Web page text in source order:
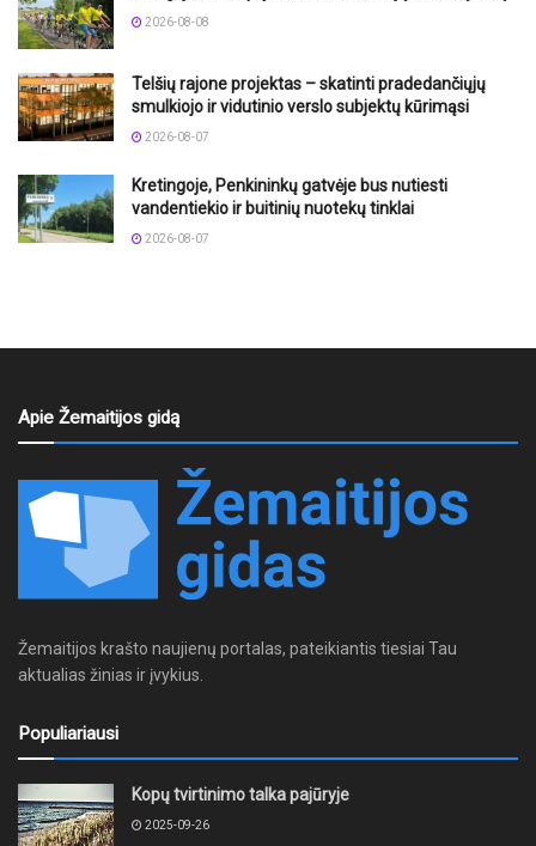
2026-08-08
Telšių rajone projektas – skatinti pradedančiųjų
smulkiojo ir vidutinio verslo subjektų kūrimąsi
2026-08-07
Kretingoje, Penkininkų gatvėje bus nutiesti
vandentiekio ir buitinių nuotekų tinklai
2026-08-07
Apie Žemaitijos gidą
Žemaitijos krašto naujienų portalas, pateikiantis tiesiai Tau
aktualias žinias ir įvykius.
Populiariausi
Kopų tvirtinimo talka pajūryje
2025-09-26